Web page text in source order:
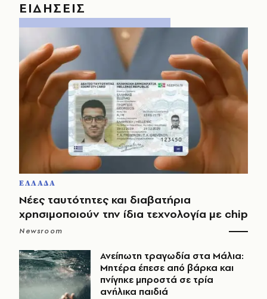
ΕΙΔΗΣΕΙΣ
ΕΛΛΑΔΑ
Νέες ταυτότητες και διαβατήρια
χρησιμοποιούν την ίδια τεχνολογία με chip
Newsroom
Ανείπωτη τραγωδία στα Μάλια:
Μητέρα έπεσε από βάρκα και
πνίγηκε μπροστά σε τρία
ανήλικα παιδιά